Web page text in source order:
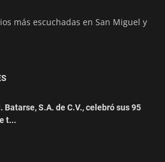
más escuchadas en San Miguel y
Batarse, S.A. de C.V., celebró sus 95
t...